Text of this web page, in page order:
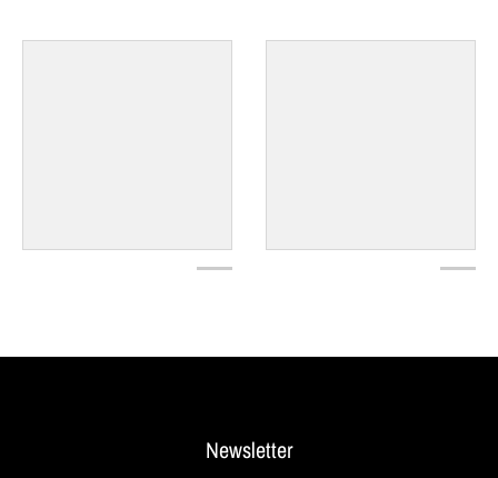
Newsletter